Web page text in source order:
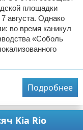
площадки
августа. Однако
во время каникул
«Соболь
Подробнее
Kia Rio